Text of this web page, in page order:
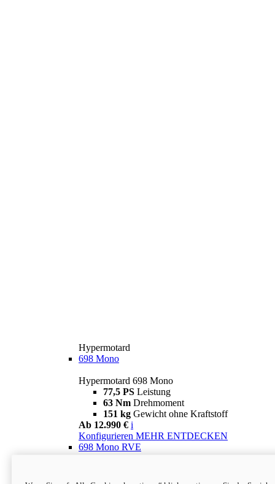
Hypermotard
698 Mono
Hypermotard 698 Mono
77,5 PS Leistung
63 Nm Drehmoment
151 kg Gewicht ohne Kraftstoff
Ab 12.990 € i
Konfigurieren MEHR ENTDECKEN
698 Mono RVE
77,5 PS
Leistung